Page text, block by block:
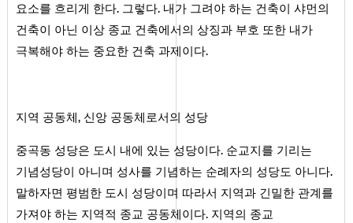
요소를 흐리게 한다. 그렇다. 내가 그려야 하는 건축이 샤먼의
건축이 아닌 이상 종교 건축에서의 상징과 부호 또한 내가
극복해야 하는 중요한 건축 과제이다.
지역 공동체, 신앙 공동체로서의 성당
중곡동 성당은 도시 내에 있는 성당이다. 순교지를 기리는
기념성당이 아니며 성사를 기념하는 순례자의 성당도 아니다.
말하자면 평범한 도시 성당이며 따라서 지역과 긴밀한 관계를
가져야 하는 지역적 종교 공동체이다. 지역의 종교